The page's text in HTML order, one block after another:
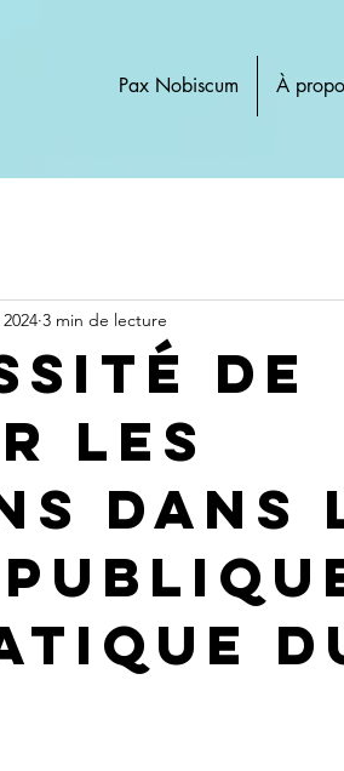
Pax Nobiscum À
de
les
dans
3 min de lecture